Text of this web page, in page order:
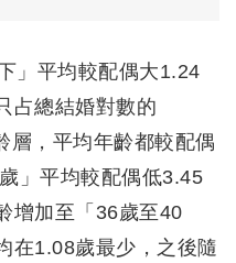
」平均較配偶大1.24
占總結婚對數的
層，平均年齡都較配偶
」平均較配偶低3.45
增加至「36歲至40
在1.08歲最少，之後隨